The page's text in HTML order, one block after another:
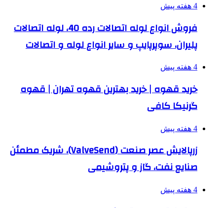
4 هفته پیش
فروش انواع لوله اتصالات رده 40، لوله اتصالات
پلیران، سوپرپایپ و سایر انواع لوله و اتصالات
4 هفته پیش
خرید قهوه | خرید بهترین قهوه تهران | قهوه
گرنیکا کافی
4 هفته پیش
زرپالایش عصر صنعت (ValveSend)، شریک مطمئن
صنایع نفت، گاز و پتروشیمی
4 هفته پیش